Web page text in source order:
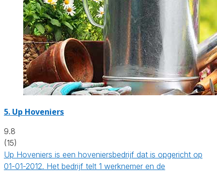
5. Up Hoveniers
9.8
(15)
Up Hoveniers is een hoveniersbedrijf dat is opgericht op
01-01-2012. Het bedrijf telt 1 werknemer en de